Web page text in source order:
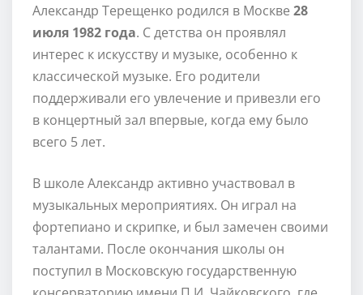
Александр Терещенко родился в Москве 28
июля 1982 года. С детства он проявлял
интерес к искусству и музыке, особенно к
классической музыке. Его родители
поддерживали его увлечение и привезли его
в концертный зал впервые, когда ему было
всего 5 лет.
В школе Александр активно участвовал в
музыкальных мероприятиях. Он играл на
фортепиано и скрипке, и был замечен своими
талантами. После окончания школы он
поступил в Московскую государственную